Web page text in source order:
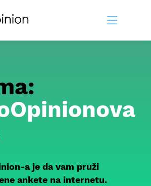
a je da vam pruži
ankete na internetu.